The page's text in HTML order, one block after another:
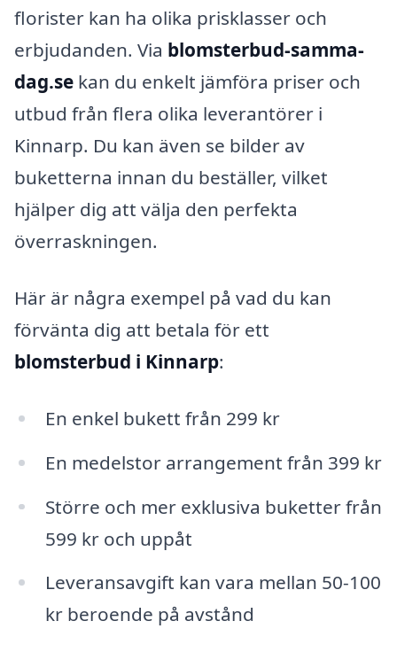
florister kan ha olika prisklasser och
erbjudanden. Via blomsterbud-samma-
dag.se kan du enkelt jämföra priser och
utbud från flera olika leverantörer i
Kinnarp. Du kan även se bilder av
buketterna innan du beställer, vilket
hjälper dig att välja den perfekta
överraskningen.
Här är några exempel på vad du kan
förvänta dig att betala för ett
blomsterbud i Kinnarp:
En enkel bukett från 299 kr
En medelstor arrangement från 399 kr
Större och mer exklusiva buketter från
599 kr och uppåt
Leveransavgift kan vara mellan 50-100
kr beroende på avstånd